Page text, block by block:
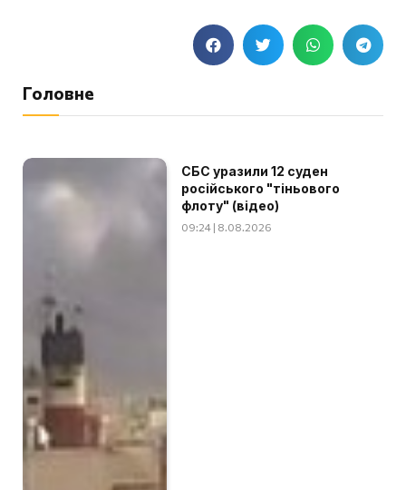
Головне
СБС уразили 12 суден
російського "тіньового
флоту" (відео)
09:24 | 8.08.2026